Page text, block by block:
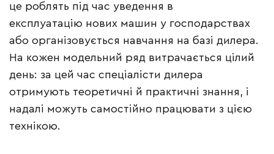
це роблять під час уведення в
експлуатацію нових машин у господарствах
або організовується навчання на базі дилера.
На кожен модельний ряд витрачається цілий
день: за цей час спеціалісти дилера
отримують теоретичні й практичні знання, і
надалі можуть самостійно працювати з цією
технікою.